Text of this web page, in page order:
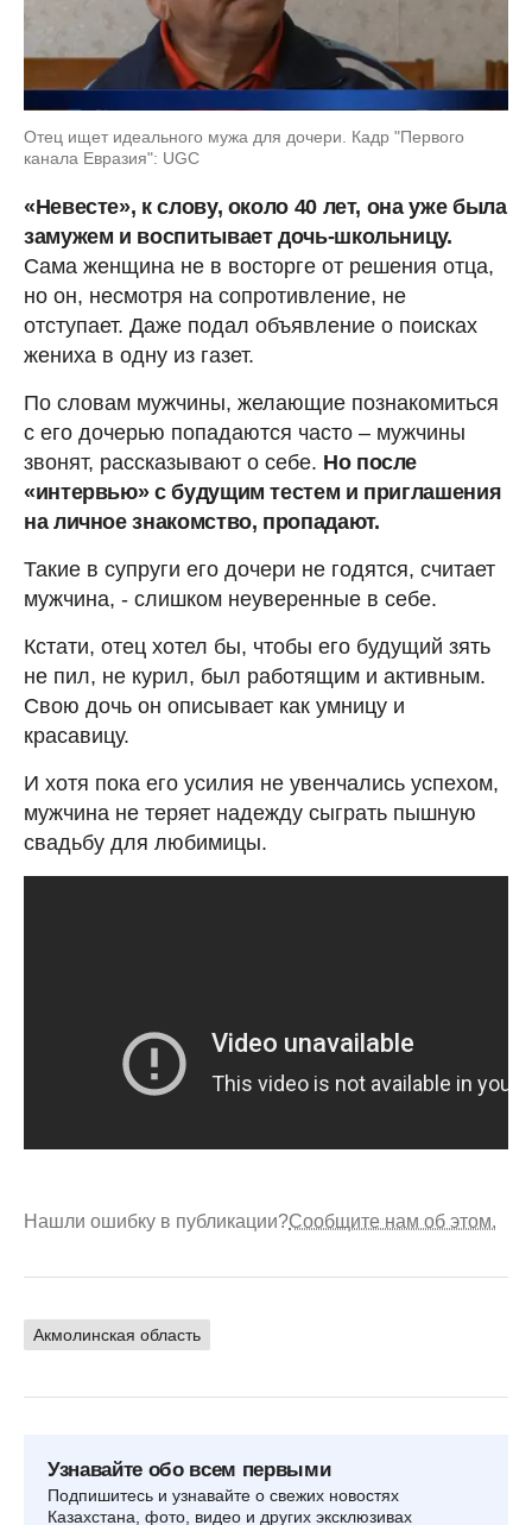
Отец ищет идеального мужа для дочери. Кадр "Первого
канала Евразия": UGC
«Невесте», к слову, около 40 лет, она уже была
замужем и воспитывает дочь-школьницу.
Сама женщина не в восторге от решения отца,
но он, несмотря на сопротивление, не
отступает. Даже подал объявление о поисках
жениха в одну из газет.
По словам мужчины, желающие познакомиться
с его дочерью попадаются часто – мужчины
звонят, рассказывают о себе. Но после
«интервью» с будущим тестем и приглашения
на личное знакомство, пропадают.
Такие в супруги его дочери не годятся, считает
мужчина, - слишком неуверенные в себе.
Кстати, отец хотел бы, чтобы его будущий зять
не пил, не курил, был работящим и активным.
Свою дочь он описывает как умницу и
красавицу.
И хотя пока его усилия не увенчались успехом,
мужчина не теряет надежду сыграть пышную
свадьбу для любимицы.
Нашли ошибку в публикации?Сообщите нам об этом.
Акмолинская область
Узнавайте обо всем первыми
Подпишитесь и узнавайте о свежих новостях
Казахстана, фото, видео и других эксклюзивах